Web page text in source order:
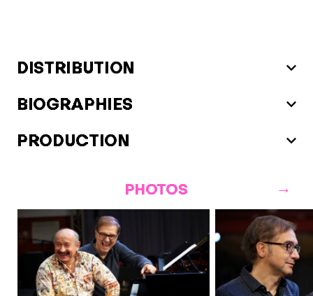
DISTRIBUTION
BIOGRAPHIES
PRODUCTION
PHOTOS